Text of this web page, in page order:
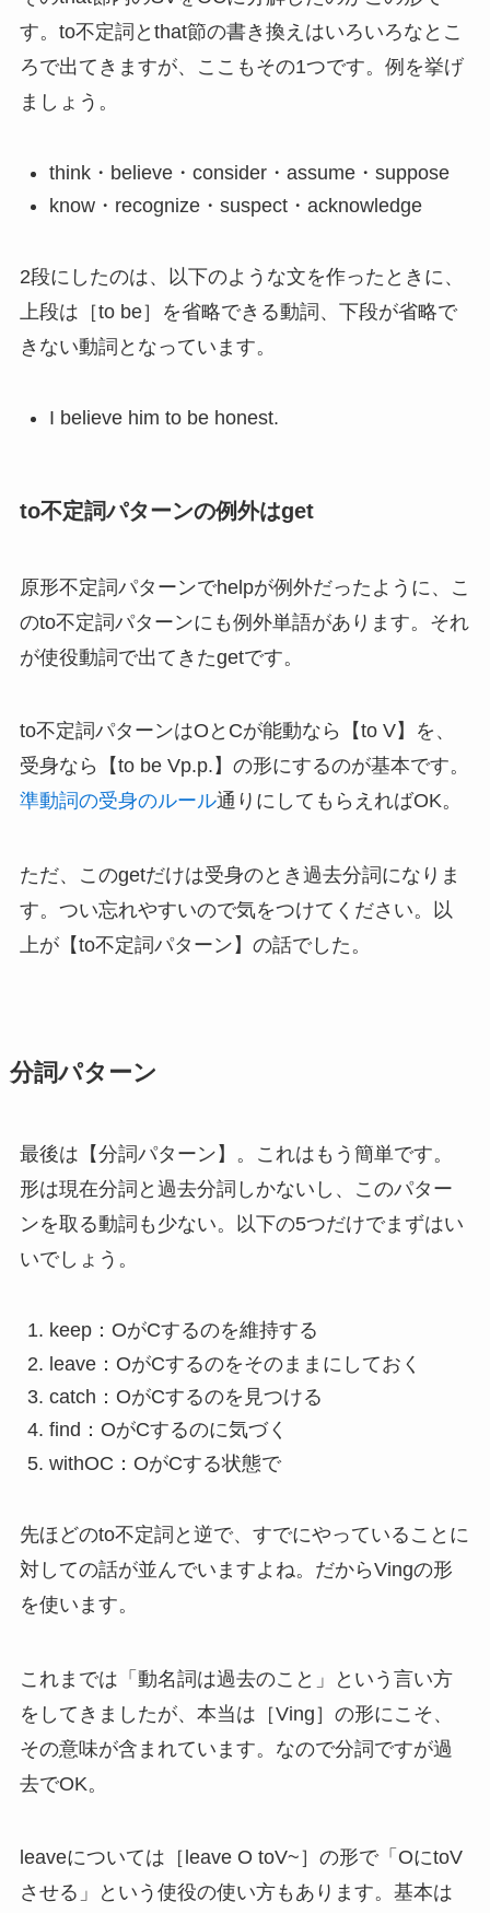
す。to不定詞とthat節の書き換えはいろいろなとこ
ろで出てきますが、ここもその1つです。例を挙げ
ましょう。
think・believe・consider・assume・suppose
know・recognize・suspect・acknowledge
2段にしたのは、以下のような文を作ったときに、
上段は［to be］を省略できる動詞、下段が省略で
きない動詞となっています。
I believe him to be honest.
to不定詞パターンの例外はget
原形不定詞パターンでhelpが例外だったように、こ
のto不定詞パターンにも例外単語があります。それ
が使役動詞で出てきたgetです。
to不定詞パターンはOとCが能動なら【to V】を、
受身なら【to be Vp.p.】の形にするのが基本です。
準動詞の受身のルール通りにしてもらえればOK。
ただ、このgetだけは受身のとき過去分詞になりま
す。つい忘れやすいので気をつけてください。以
上が【to不定詞パターン】の話でした。
分詞パターン
最後は【分詞パターン】。これはもう簡単です。
形は現在分詞と過去分詞しかないし、このパター
ンを取る動詞も少ない。以下の5つだけでまずはい
いでしょう。
keep：OがCするのを維持する
leave：OがCするのをそのままにしておく
catch：OがCするのを見つける
find：OがCするのに気づく
withOC：OがCする状態で
先ほどのto不定詞と逆で、すでにやっていることに
対しての話が並んでいますよね。だからVingの形
を使います。
これまでは「動名詞は過去のこと」という言い方
をしてきましたが、本当は［Ving］の形にこそ、
その意味が含まれています。なので分詞ですが過
去でOK。
leaveについては［leave O toV~］の形で「OにtoV
させる」という使役の使い方もあります。基本は